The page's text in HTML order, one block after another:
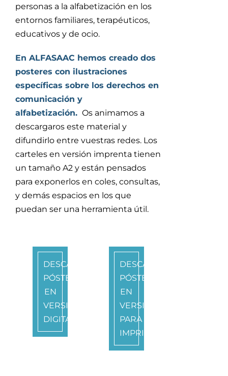
personas a la alfabetización en los
entornos familiares, terapéuticos,
educativos y de ocio.
En ALFASAAC hemos creado dos
posteres con ilustraciones
específicas sobre los derechos en
comunicación y
alfabetización. Os animamos a
descargaros este material y
difundirlo entre vuestras redes. Los
carteles en versión imprenta tienen
un tamaño A2 y están pensados
para exponerlos en coles, consultas,
y demás espacios en los que
puedan ser una herramienta útil.
DESCARGA
PÓSTER
EN
VERSIÓN
DIGITAL
DESCARGA
PÓSTER
EN
VERSIÓN
PARA
IMPRIMIR